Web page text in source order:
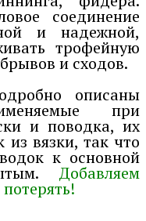
соединение
и надежной,
трофейную
и сходов.
описаны
при
и поводка, их
из вязки, так что
к основной
Добавляем